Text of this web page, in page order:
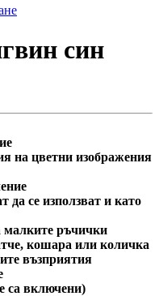
син
на цветни изображения
да се използват и като
малките ръчички
кошара или количка
възприятия
са включени)